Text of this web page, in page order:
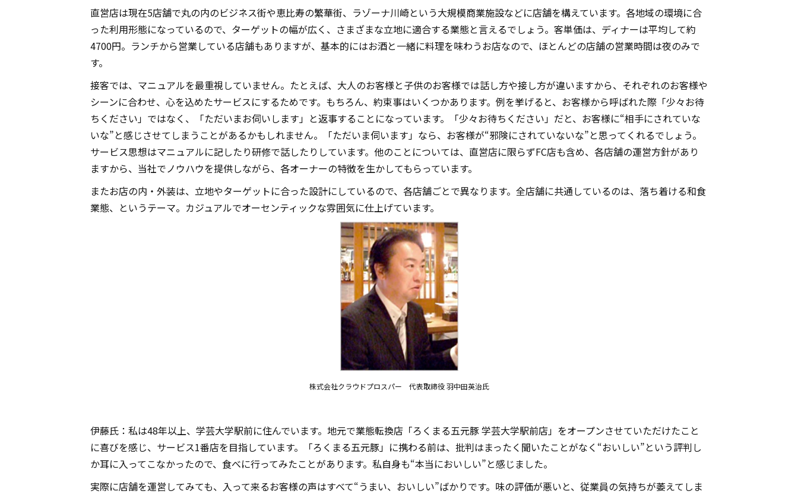
直営店は現在5店舗で丸の内のビジネス街や恵比寿の繁華街、ラゾーナ川崎という大規模商業施設などに店舗を構えています。各地域の環境に合
った利用形態になっているので、ターゲットの幅が広く、さまざまな立地に適合する業態と言えるでしょう。客単価は、ディナーは平均して約
4700円。ランチから営業している店舗もありますが、基本的にはお酒と一緒に料理を味わうお店なので、ほとんどの店舗の営業時間は夜のみで
す。
接客では、マニュアルを最重視していません。たとえば、大人のお客様と子供のお客様では話し方や接し方が違いますから、それぞれのお客様や
シーンに合わせ、心を込めたサービスにするためです。もちろん、約束事はいくつかあります。例を挙げると、お客様から呼ばれた際「少々お待
ちください」ではなく、「ただいまお伺いします」と返事することになっています。「少々お待ちください」だと、お客様に“相手にされていな
いな”と感じさせてしまうことがあるかもしれません。「ただいま伺います」なら、お客様が“邪険にされていないな”と思ってくれるでしょう。
サービス思想はマニュアルに記したり研修で話したりしています。他のことについては、直営店に限らずFC店も含め、各店舗の運営方針があり
ますから、当社でノウハウを提供しながら、各オーナーの特徴を生かしてもらっています。
またお店の内・外装は、立地やターゲットに合った設計にしているので、各店舗ごとで異なります。全店舗に共通しているのは、落ち着ける和食
業態、というテーマ。カジュアルでオーセンティックな雰囲気に仕上げています。
株式会社クラウドプロスパー 代表取締役 羽中田英治氏
伊藤氏：私は48年以上、学芸大学駅前に住んでいます。地元で業態転換店「ろくまる五元豚 学芸大学駅前店」をオープンさせていただけたこと
に喜びを感じ、サービス1番店を目指しています。「ろくまる五元豚」に携わる前は、批判はまったく聞いたことがなく“おいしい”という評判し
か耳に入ってこなかったので、食べに行ってみたことがあります。私自身も“本当においしい”と感じました。
実際に店舗を運営してみても、入って来るお客様の声はすべて“うまい、おいしい”ばかりです。味の評価が悪いと、従業員の気持ちが萎えてしま